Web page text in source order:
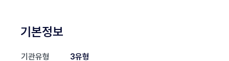
기본정보
기관유형
3유형